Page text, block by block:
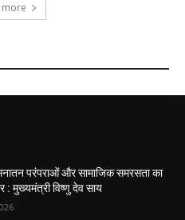
परंपराओं और सामाजिक समरसता का
मुख्यमंत्री विष्णु देव साय